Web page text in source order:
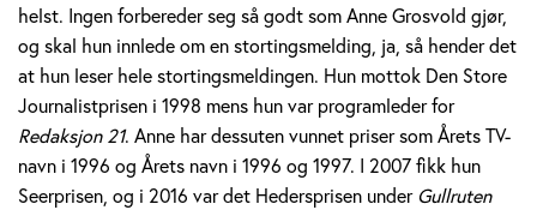
v
o
l
d
helst. Ingen forbereder seg så godt som Anne Grosvold gjør,
og skal hun innlede om en stortingsmelding, ja, så hender det
at hun leser hele stortingsmeldingen. Hun mottok Den Store
Journalistprisen i 1998 mens hun var programleder for
Redaksjon 21. Anne har dessuten vunnet priser som Årets TV-
navn i 1996 og Årets navn i 1996 og 1997. I 2007 fikk hun
Seerprisen, og i 2016 var det Hedersprisen underGullruten